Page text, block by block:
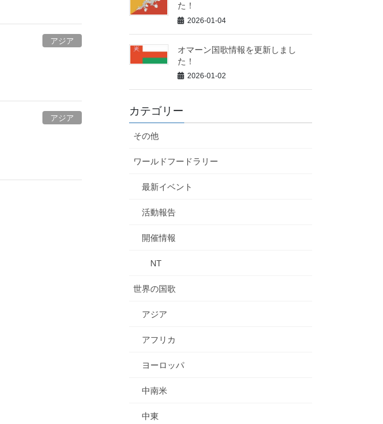
アジア
アジア
た！
2026-01-04
オマーン国歌情報を更新しまし
た！
2026-01-02
カテゴリー
その他
ワールドフードラリー
最新イベント
活動報告
開催情報
NT
世界の国歌
アジア
アフリカ
ヨーロッパ
中南米
中東